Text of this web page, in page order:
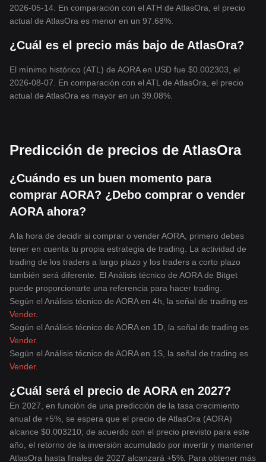
2026-05-14. En comparación con el ATH de AtlasOra, el precio
actual de AtlasOra es menor en un 97.68%.
¿Cuál es el precio más bajo de AtlasOra?
El mínimo histórico (ATL) de AORA en USD fue $0.002303, el
2026-08-07. En comparación con el ATL de AtlasOra, el precio
actual de AtlasOra es mayor en un 39.08%.
Predicción de precios de AtlasOra
¿Cuándo es un buen momento para
comprar AORA? ¿Debo comprar o vender
AORA ahora?
A la hora de decidir si comprar o vender AORA, primero debes
tener en cuenta tu propia estrategia de trading. La actividad de
trading de los traders a largo plazo y los traders a corto plazo
también será diferente. El Análisis técnico de AORA de Bitget
puede proporcionarte una referencia para hacer trading.
Según el Análisis técnico de AORA en 4h, la señal de trading es
Vender.
Según el Análisis técnico de AORA en 1D, la señal de trading es
Vender.
Según el Análisis técnico de AORA en 1S, la señal de trading es
Vender.
¿Cuál será el precio de AORA en 2027?
En 2027, en función de una predicción de la tasa crecimiento
anual de +5%, se espera que el precio de AtlasOra (AORA)
alcance $0.003210; de acuerdo con el precio previsto para este
año, el retorno de la inversión acumulado por invertir y mantener
AtlasOra hasta finales de 2027 alcanzará +5%. Para obtener más